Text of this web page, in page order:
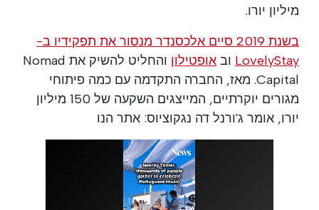
מיליון יורו.
בשנת 2019 סיים אלכסנדר מנסור את תפקידיו ב-
LovelyStay וב אופטילון
והחליט להשיק את Nomad
Capital. מאז, החברה התקדמה עם כמה פיתוחי
מגורים יוקרתיים, המייצגים השקעה של 150 מיליון
יורו, אומר ג'ורנל דה נגקוציוס: אתר הנו